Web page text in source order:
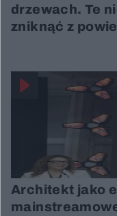
drzewach. Te
zniknąć z
Architekt jako